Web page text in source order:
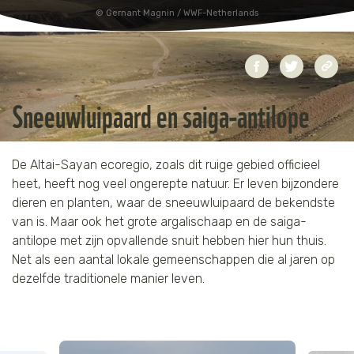
Gernant Magnin / WWF-Netherlands
Sneeuwluipaard en saiga-antilope
De Altai-Sayan ecoregio, zoals dit ruige gebied officieel
heet, heeft nog veel ongerepte natuur. Er leven bijzondere
dieren en planten, waar de sneeuwluipaard de bekendste
van is. Maar ook het grote argalischaap en de saiga-
antilope met zijn opvallende snuit hebben hier hun thuis.
Net als een aantal lokale gemeenschappen die al jaren op
dezelfde traditionele manier leven.
Jaguar
Koraal
Leeuw
Luipaard
Neushoorn
Olifant
Orang-oetan
Kleding & Accessoires
Speelgoed